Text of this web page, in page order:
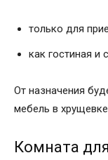
только для
как гостиная и
От назначения
мебель в
Комната